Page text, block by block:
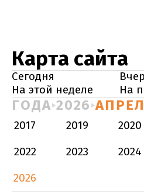
Карта сайта
Сегодня
На этой неделе
На
ГОДА 2026
2017 2019 2020
2022
2023 2024
2026